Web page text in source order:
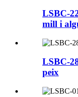
LSBC-
mill i
LSBC-
peix